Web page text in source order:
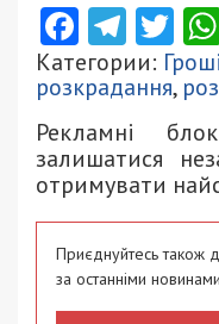
Категории: Гроші
розкрадання,
Рекламні
залишатися
отримувати
Приєднуйтесь також
за останніми